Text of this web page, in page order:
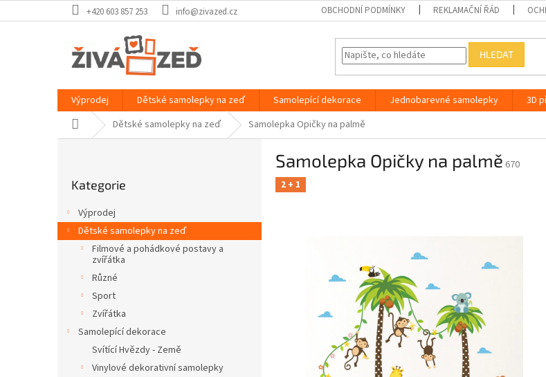
na
+420 603 857 253 info@zivazed.cz OBCHODNÍ PODMÍNKY REKLAMAČNÍ ŘÁD
HLEDAT
Výprodej Dětské samolepky na zeď Samolepící dekorace Jednobarevné samolepky 3D
Domů Dětské samolepky na zeď Samolepka Opičky na palmě
a
n
kategorie
Kategorie
Výprodej
Dětské samolepky na zeď
Filmové a pohádkové postavy a
zvířátka
Různé
Sport
Zvířátka
Samolepící dekorace
Svítící Hvězdy - Země
Vinylové dekorativní samolepky
Samolepka Opičky na palmě 670
2 + 1